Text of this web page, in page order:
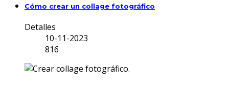
Cómo crear un collage fotográfico
Detalles
10-11-2023
816